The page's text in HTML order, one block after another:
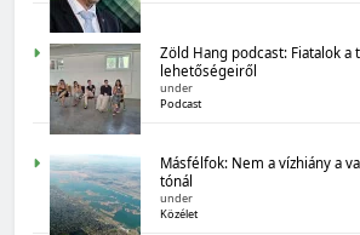
MAGYARORSZÁG SZÁMOKBAN
Zöld Hang podcast: Fiatalok a
lehetőségeiről
under
Podcast
Másfélfok: Nem a vízhiány a
tónál
under
Közélet